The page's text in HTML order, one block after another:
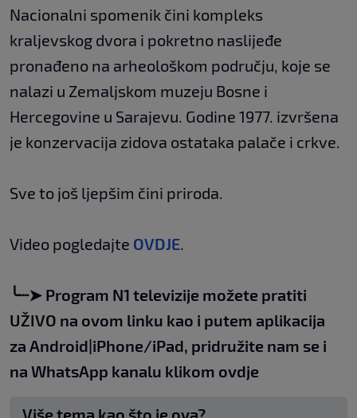
Nacionalni spomenik čini kompleks
kraljevskog dvora i pokretno naslijeđe
pronađeno na arheološkom području, koje se
nalazi u Zemaljskom muzeju Bosne i
Hercegovine u Sarajevu. Godine 1977. izvršena
je konzervacija zidova ostataka palače i crkve.
Sve to još ljepšim čini priroda.
Video pogledajte OVDJE.
╰┈➤ Program N1 televizije možete pratiti
UŽIVO na ovom linku kao i putem aplikacija
za Android|iPhone/iPad, pridružite nam se i
na WhatsApp kanalu klikom ovdje